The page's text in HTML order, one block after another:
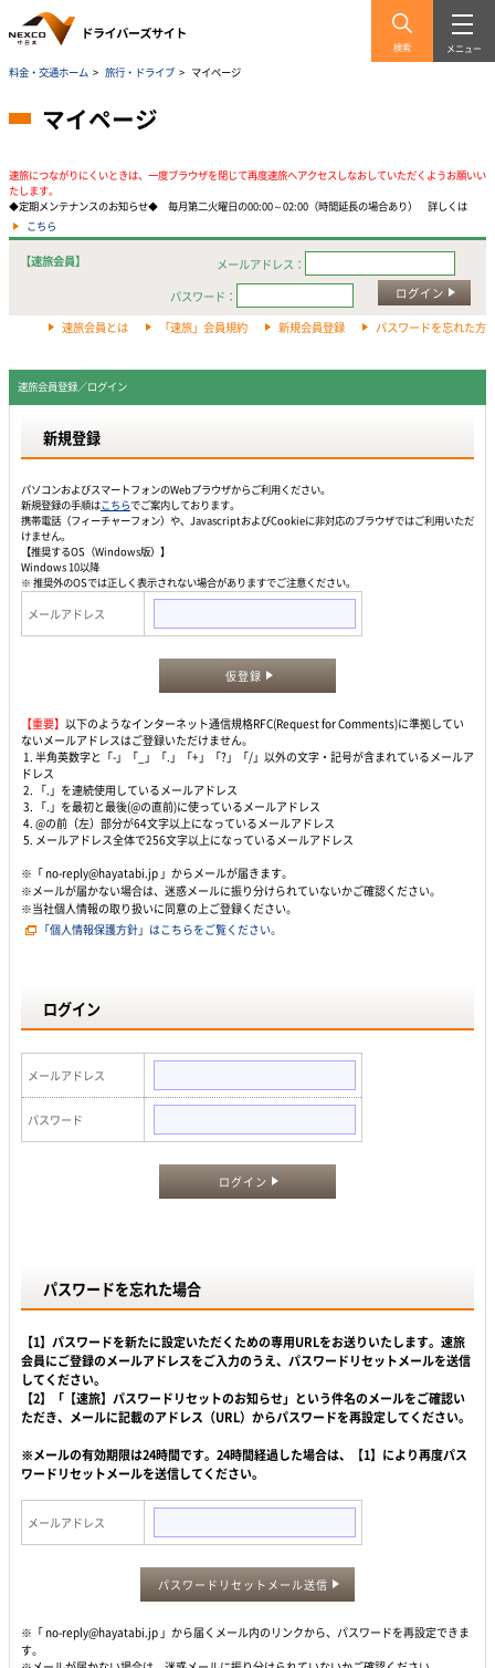
検索 メニュー
料金・交通ホーム > 旅行・ドライブ > マイページ
マイページ
速旅につながりにくいときは、一度ブラウザを閉じて再度速旅へアクセスしなおしていただくようお願いい
たします。
◆定期メンテナンスのお知らせ◆ 毎月第二火曜日の00:00～02:00（時間延長の場合あり） 詳しくは
こちら
【速旅会員】
メールアドレス：
パスワード：
ログイン
速旅会員とは 「速旅」会員規約 新規会員登録 パスワードを忘れた方
速旅会員登録／ログイン
新規登録
パソコンおよびスマートフォンのWebプラウザからご利用ください。
新規登録の手順はこちらでご案内しております。
携帯電話（フィーチャーフォン）や、JavascriptおよびCookieに非対応のブラウザではご利用いただ
けません。
【推奨するOS（Windows版）】
Windows 10以降
※ 推奨外のOSでは正しく表示されない場合がありますでご注意ください。
メールアドレス
仮登録
【重要】 以下のようなインターネット通信規格RFC(Request for Comments)に準拠してい
ないメールアドレスはご登録いただけません。
1. 半角英数字と「-」「_」「.」「+」「?」「/」以外の文字・記号が含まれているメールア
ドレス
2. 「.」を連続使用しているメールアドレス
3. 「.」を最初と最後(@の直前)に使っているメールアドレス
4. @の前（左）部分が64文字以上になっているメールアドレス
5. メールアドレス全体で256文字以上になっているメールアドレス
※「 no-reply@hayatabi.jp 」からメールが届きます。
※メールが届かない場合は、迷惑メールに振り分けられていないかご確認ください。
※当社個人情報の取り扱いに同意の上ご登録ください。
「個人情報保護方針」はこちらをご覧ください。
ログイン
メールアドレス
パスワード
ログイン
パスワードを忘れた場合
【1】パスワードを新たに設定いただくための専用URLをお送りいたします。速旅
会員にご登録のメールアドレスをご入力のうえ、パスワードリセットメールを送信
してください。
【2】「【速旅】パスワードリセットのお知らせ」という件名のメールをご確認い
ただき、メールに記載のアドレス（URL）からパスワードを再設定してください。
※メールの有効期限は24時間です。24時間経過した場合は、【1】により再度パス
ワードリセットメールを送信してください。
メールアドレス
パスワードリセットメール送信
※「 no-reply@hayatabi.jp 」から届くメール内のリンクから、パスワードを再設定できま
す。